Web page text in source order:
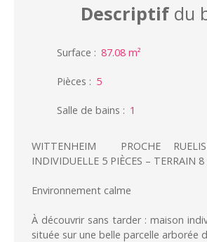
Descriptifdu
Surface : 87.08 m²
Pièces : 5
Salle de bains : 1
WITTENHEIM PROCHE
INDIVIDUELLE 5 PIÈCES – TERRAIN 8
Environnement calme
À découvrir sans tarder : maison
située sur une belle parcelle arborée